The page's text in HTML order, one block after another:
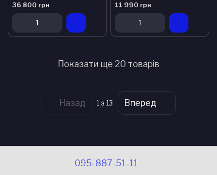
36 800 грн
11 990 грн
Показати ще 20 товарів
Назад 1 з 13 Вперед
095-887-51-11